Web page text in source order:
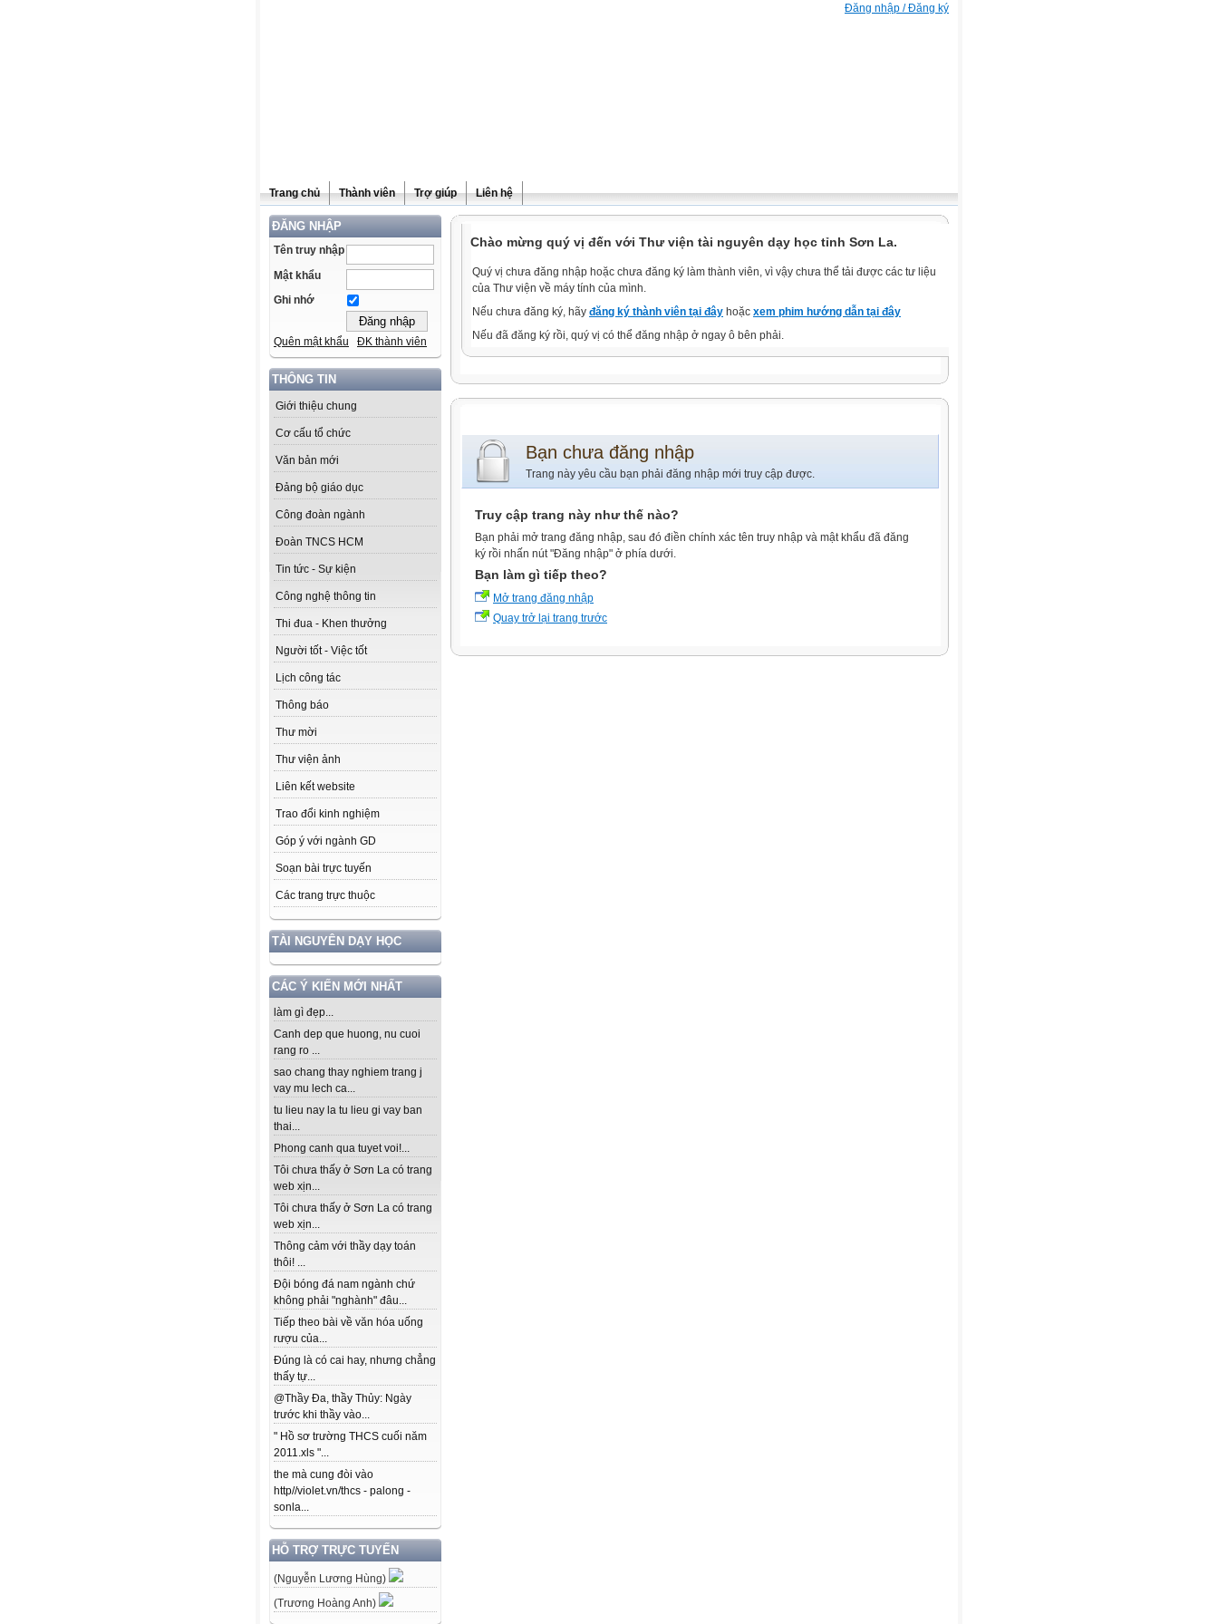
Đăng nhập / Đăng ký
Trang chủ Thành viên Trợ giúp Liên hệ
ĐĂNG NHẬP
Tên truy nhập
Mật khẩu
Ghi nhớ
Quên mật khẩu ĐK thành viên
THÔNG TIN
Giới thiệu chung
Cơ cấu tổ chức
Văn bản mới
Đảng bộ giáo dục
Công đoàn ngành
Đoàn TNCS HCM
Tin tức - Sự kiện
Công nghệ thông tin
Thi đua - Khen thưởng
Người tốt - Việc tốt
Lịch công tác
Thông báo
Thư mời
Thư viện ảnh
Liên kết website
Trao đổi kinh nghiệm
Góp ý với ngành GD
Soạn bài trực tuyến
Các trang trực thuộc
TÀI NGUYÊN DẠY HỌC
CÁC Ý KIẾN MỚI NHẤT
làm gì đẹp...
Canh dep que huong, nu cuoi
rang ro ...
sao chang thay nghiem trang j
vay mu lech ca...
tu lieu nay la tu lieu gi vay ban
thai...
Phong canh qua tuyet voi!...
Tôi chưa thấy ở Sơn La có trang
web xịn...
Tôi chưa thấy ở Sơn La có trang
web xịn...
Thông cảm với thầy dạy toán
thôi! ...
Đội bóng đá nam ngành chứ
không phải "nghành" đâu...
Tiếp theo bài về văn hóa uống
rượu của...
Đúng là có cai hay, nhưng chẳng
thấy tự...
@Thầy Đa, thầy Thủy: Ngày
trước khi thầy vào...
" Hồ sơ trường THCS cuối năm
2011.xls "...
the mà cung đòi vào
http//violet.vn/thcs - palong -
sonla...
HỖ TRỢ TRỰC TUYẾN
(Nguyễn Lương Hùng)
(Trương Hoàng Anh)
Chào mừng quý vị đến với Thư viện tài nguyên dạy học tỉnh Sơn La.
Quý vị chưa đăng nhập hoặc chưa đăng ký làm thành viên, vì vậy chưa thể tải được các tư liệu
của Thư viện về máy tính của mình.
Nếu chưa đăng ký, hãy đăng ký thành viên tại đây hoặc xem phim hướng dẫn tại đây
Nếu đã đăng ký rồi, quý vị có thể đăng nhập ở ngay ô bên phải.
Bạn chưa đăng nhập
Trang này yêu cầu bạn phải đăng nhập mới truy cập được.
Truy cập trang này như thế nào?
Bạn phải mở trang đăng nhập, sau đó điền chính xác tên truy nhập và mật khẩu đã đăng
ký rồi nhấn nút "Đăng nhập" ở phía dưới.
Bạn làm gì tiếp theo?
Mở trang đăng nhập
Quay trở lại trang trước